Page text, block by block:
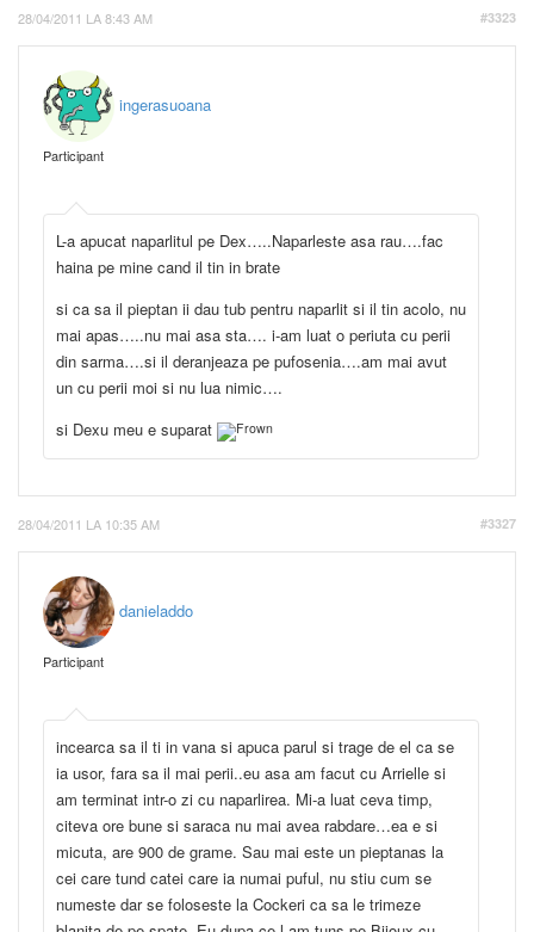
28/04/2011 LA 8:43 AM #3323
ingerasuoana
Participant
L-a apucat naparlitul pe Dex…..Naparleste asa rau….fac
haina pe mine cand il tin in brate
si ca sa il pieptan ii dau tub pentru naparlit si il tin acolo, nu
mai apas…..nu mai asa sta…. i-am luat o periuta cu perii
din sarma….si il deranjeaza pe pufosenia….am mai avut
un cu perii moi si nu lua nimic….
si Dexu meu e suparat
28/04/2011 LA 10:35 AM #3327
danieladdo
Participant
incearca sa il ti in vana si apuca parul si trage de el ca se
ia usor, fara sa il mai perii..eu asa am facut cu Arrielle si
am terminat intr-o zi cu naparlirea. Mi-a luat ceva timp,
citeva ore bune si saraca nu mai avea rabdare…ea e si
micuta, are 900 de grame. Sau mai este un pieptanas la
cei care tund catei care ia numai puful, nu stiu cum se
numeste dar se foloseste la Cockeri ca sa le trimeze